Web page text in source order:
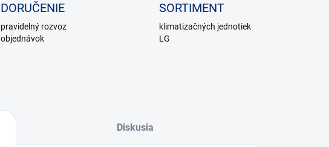
DORUČENIE
pravidelný rozvoz
objednávok
SORTIMENT
klimatizačných jednotiek
LG
Diskusia